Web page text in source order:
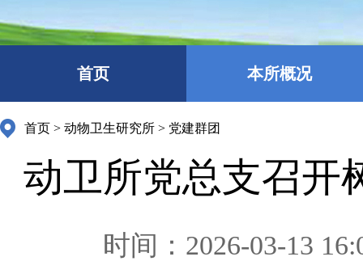
首页 本所概况
首页 > 动物卫生研究所 > 党建群团
动卫所党总支召开
时间：2026-03-13